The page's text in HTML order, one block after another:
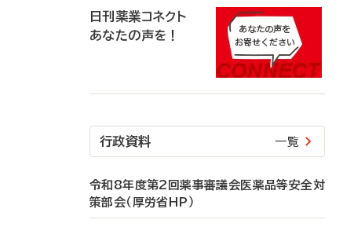
日刊薬業コネクト
あなたの声を！
行政資料 一覧
令和8年度第2回薬事審議会医薬品等安全対
策部会（厚労省HP）